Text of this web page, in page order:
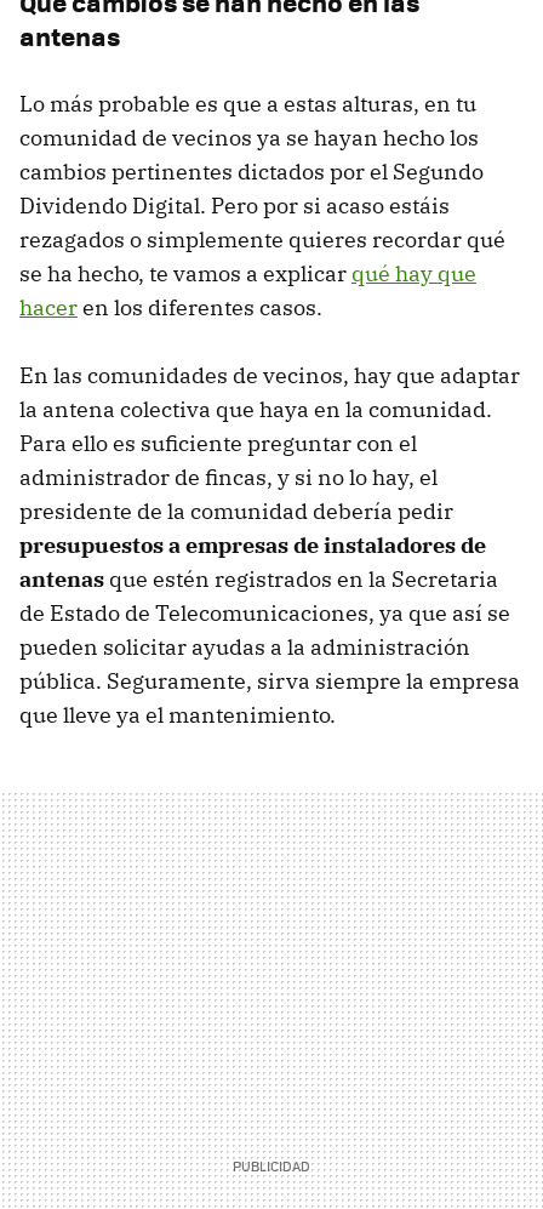
antenas
Lo más probable es que a estas alturas, en tu
comunidad de vecinos ya se hayan hecho los
cambios pertinentes dictados por el Segundo
Dividendo Digital. Pero por si acaso estáis
rezagados o simplemente quieres recordar qué
se ha hecho, te vamos a explicar qué hay que
haceren los diferentes casos.
En las comunidades de vecinos, hay que adaptar
la antena colectiva que haya en la comunidad.
Para ello es suficiente preguntar con el
administrador de fincas, y si no lo hay, el
presidente de la comunidad debería pedir
presupuestos a empresas de instaladores de
antenas que estén registrados en la Secretaria
de Estado de Telecomunicaciones, ya que así se
pueden solicitar ayudas a la administración
pública. Seguramente, sirva siempre la empresa
que lleve ya el mantenimiento.